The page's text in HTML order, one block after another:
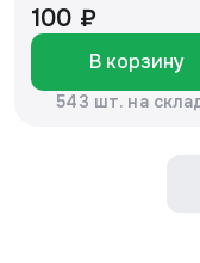
"ФИТОСИЛА" ®
100 ₽
В корзину
543 шт. на